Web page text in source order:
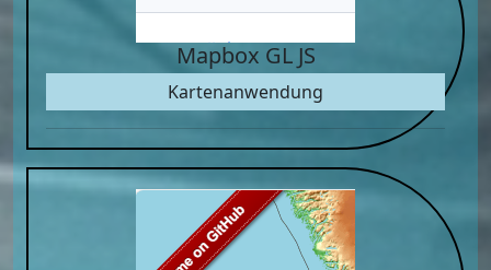
Mapbox GL JS
Kartenanwendung